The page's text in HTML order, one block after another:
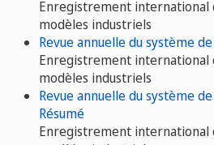
Enregistrement international
modèles industriels
Revue annuelle du système
Enregistrement international
modèles industriels
Revue annuelle du système
Résumé
Enregistrement international